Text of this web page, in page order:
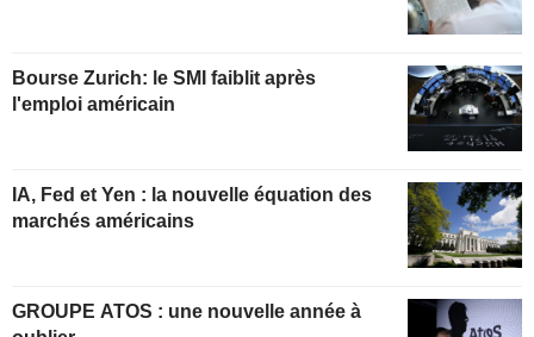
Bourse Zurich: le SMI faiblit après
l'emploi américain
IA, Fed et Yen : la nouvelle équation des
marchés américains
GROUPE ATOS : une nouvelle année à